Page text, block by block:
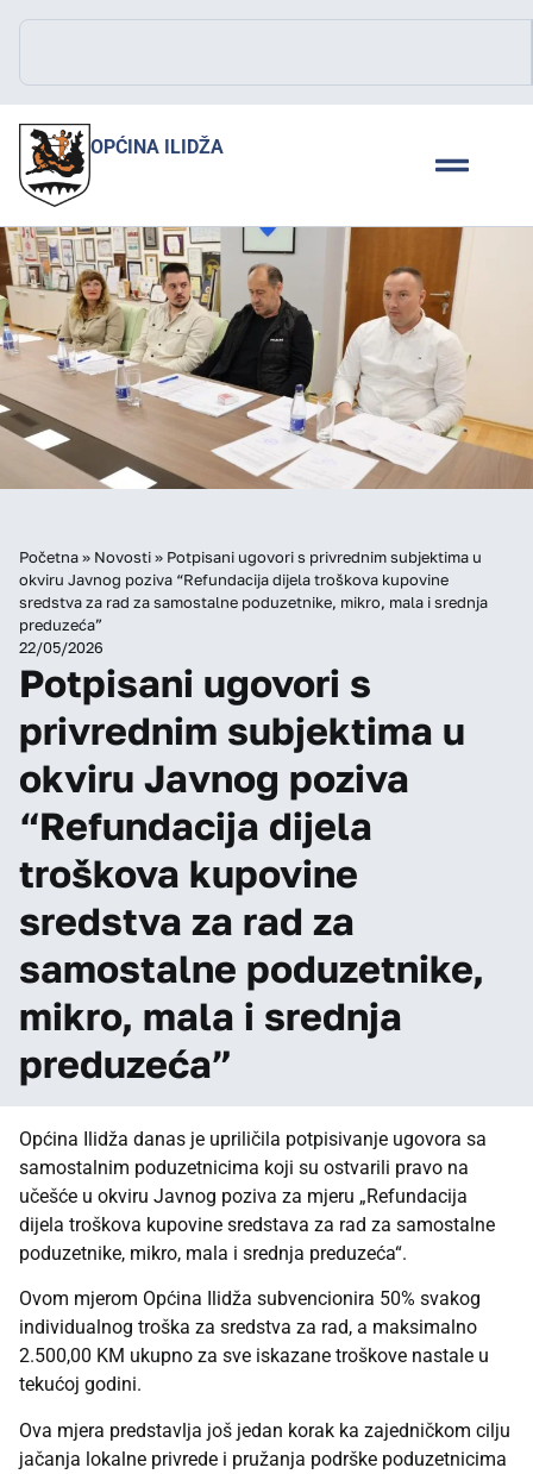
OPĆINA ILIDŽA
Početna» Novosti» Potpisani ugovori s privrednim subjektima u
okviru Javnog poziva “Refundacija dijela troškova kupovine
sredstva za rad za samostalne poduzetnike, mikro, mala i srednja
preduzeća”
22/05/2026
Potpisani ugovori s
privrednim subjektima u
okviru Javnog poziva
“Refundacija dijela
troškova kupovine
sredstva za rad za
samostalne poduzetnike,
mikro, mala i srednja
preduzeća”
Općina Ilidža danas je upriličila potpisivanje ugovora sa
samostalnim poduzetnicima koji su ostvarili pravo na
učešće u okviru Javnog poziva za mjeru „Refundacija
dijela troškova kupovine sredstava za rad za samostalne
poduzetnike, mikro, mala i srednja preduzeća“.
Ovom mjerom Općina Ilidža subvencionira 50% svakog
individualnog troška za sredstva za rad, a maksimalno
2.500,00 KM ukupno za sve iskazane troškove nastale u
tekućoj godini.
Ova mjera predstavlja još jedan korak ka zajedničkom cilju
jačanja lokalne privrede i pružanja podrške poduzetnicima